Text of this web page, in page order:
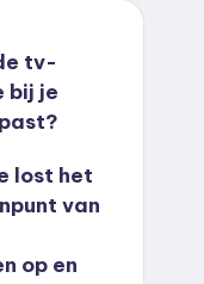
tv-
bij je
lost het
van
op en